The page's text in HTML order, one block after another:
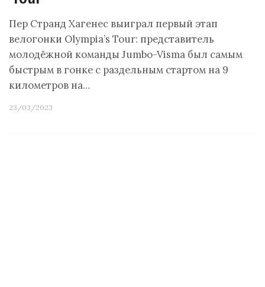
Пер Странд Хагенес выиграл первый этап
велогонки Olympia’s Tour: представитель
молодёжной команды Jumbo-Visma был самым
быстрым в гонке с раздельным стартом на 9
километров на…
23/03/2023